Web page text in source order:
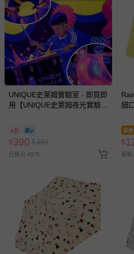
-個人衛生用品（例如尿布、
墊、寢具類等）。
-新生兒親膚衣物（嬰幼兒包
褲、紗布衣等）。
-接觸性孕哺產品（奶嘴、奶
帶束縛衣、餐搖椅等）。
-其他原廠盒裝商品封口處已
示字句等說明貼紙、封條者。
國際航空、客運、訂房等服
相關的退換貨辦理流程，可詳見
其他常見問題：
區，可能會無法配送，或須依據
亦保留出貨與否的權利。離島、
費用，可能會另需加收。
商品實際的配達日期，可於訂單
已出貨通知之訊息為主。
如您收到商品，請依正常流程檢
UNIQUE史萊姆實驗室 - 即買即
用【UNIQUE史萊姆夜光實驗室
8/30 (電子票券，於展期現場憑
訂單編號兌換，逾期作廢) (大
人小孩均一價(3歲以上需購票))
8折
$390 $490
已售出 4375
細
即
$
最新